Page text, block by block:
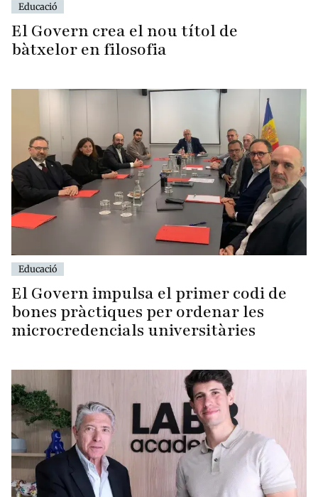
Educació
El Govern crea el nou títol de
bàtxelor en filosofia
Educació
El Govern impulsa el primer codi de
bones pràctiques per ordenar les
microcredencials universitàries